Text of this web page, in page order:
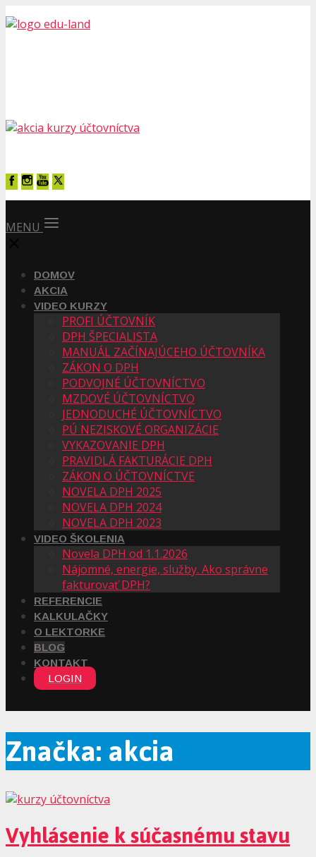
MENU
DOMOV
AKCIA
VIDEO KURZY
PROFI ÚČTOVNÍK
DPH ŠPECIALISTA
MANUÁL ZAČÍNAJÚCEHO ÚČTOVNÍKA
ZÁKON O DPH
PODVOJNÉ ÚČTOVNÍCTVO
MZDOVÉ ÚČTOVNÍCTVO
JEDNODUCHÉ ÚČTOVNÍCTVO
PÚ NEZISKOVÉ ORGANIZÁCIE
VYKAZOVANIE DPH
PRAVIDLÁ FAKTURÁCIE DPH
ZÁKON O ÚČTOVNÍCTVE
NOVELA DPH 2025
NOVELA DPH 2024
NOVELA DPH 2023
VIDEO ŠKOLENIA
Novela DPH od 1.1.2026
Nájomné, energie, služby. Ako správne
fakturovať DPH?
REFERENCIE
KALKULAČKY
O LEKTORKE
BLOG
KONTAKT
LOGIN
Značka: akcia
Vyhlásenie k súčasnému stavu